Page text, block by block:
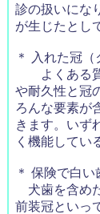
診の扱いにな
が生じたとし
＊ 入れた冠
よくある質
や耐久性と冠
ろんな要素が
きます。いず
く機能してい
＊ 保険で白
犬歯を含め
前装冠といっ